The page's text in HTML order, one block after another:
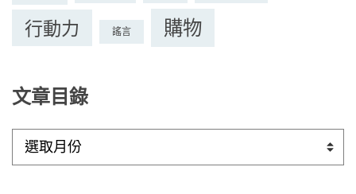
行動力 謠言 購物
文章目錄
目